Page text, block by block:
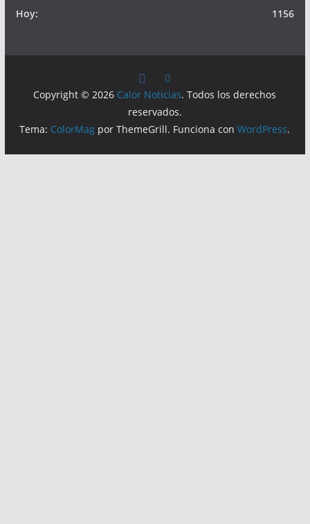
1156
Hoy:
Copyright © 2026 Calor Noticias. Todos los derechos
reservados.
Tema: ColorMag por ThemeGrill. Funciona conWordPress.